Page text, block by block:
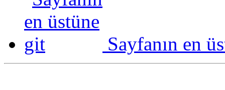
Sayfanın en